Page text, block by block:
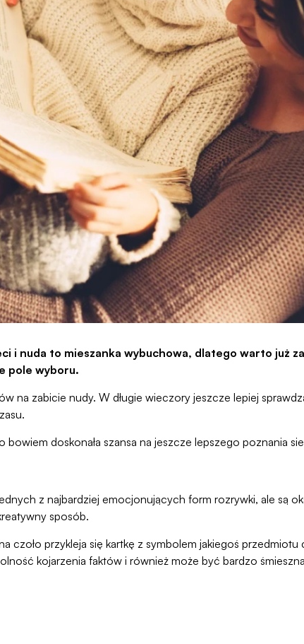
i nuda to mieszanka wybuchowa, dlatego warto już
pole wyboru.
na zabicie nudy. W długie wieczory jeszcze lepiej
doskonała szansa na jeszcze lepszego poznania
z najbardziej emocjonujących form rozrywki, ale są
sposób.
czoło przykleja się kartkę z symbolem jakiegoś przedmiotu
kojarzenia faktów i również może być bardzo